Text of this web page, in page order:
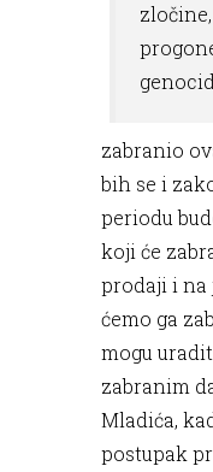
zločine,
zabranio
bih se i
periodu
koji će
prodaji i na
ćemo ga
mogu
zabranim
Mladića,
postupak